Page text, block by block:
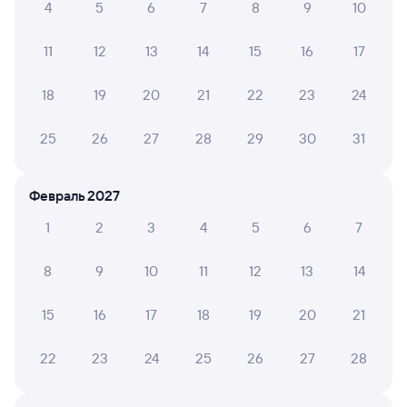
202Я Проходящий 5,9
Санкт-Петербург Ладож.
Лодейное Поле
22:20 02:09
3 ч 49 м в пути
Плацкарт
012А Проходящий Двухэтажный 8,5
22:30 01:59
4 5 6 7 8 9 10
11 12 13 14 15 16 17
18 19 20 21 22 23 24
25 26 27 28 29 30 31
Февраль 2027
1
2 3 4 5 6 7
8 9 10 11 12 13 14
15 16 17 18 19 20 21
22 23 24 25 26 27 28